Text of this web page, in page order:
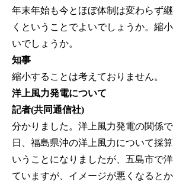
年末年始も今とほぼ体制は変わらず
くということでよいでしょうか。縮
いでしょうか。
知事
縮小することは考えておりません。
洋上風力発電について
記者(共同通信社)
分かりました。洋上風力発電の関係
日、福島県沖の洋上風力について採
いうことになりましたが、五島市で
ていますが、イメージが悪くなると